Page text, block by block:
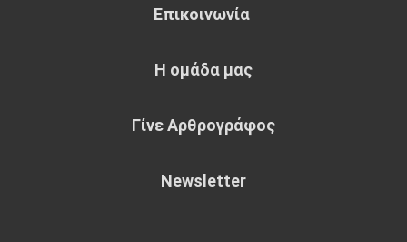
Επικοινωνία
Η ομάδα μας
Γίνε Αρθρογράφος
Newsletter